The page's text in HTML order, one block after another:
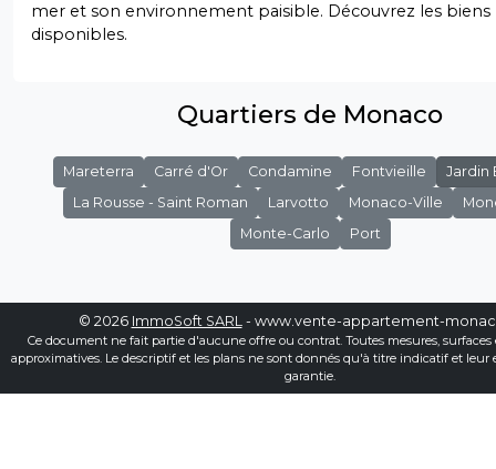
mer et son environnement paisible. Découvrez les biens
disponibles.
Quartiers de Monaco
Mareterra Carré d'Or Condamine Fontvieille
Jardin
La Rousse - Saint Roman
Larvotto Monaco-Ville
Monte-Carlo
Port
© 2026 ImmoSoft SARL- www.vente-appartement-
Ce document ne fait partie d'aucune offre ou contrat. Toutes mesures, surfaces
approximatives. Le descriptif et les plans ne sont donnés qu'à titre indicatif et leur
garantie.